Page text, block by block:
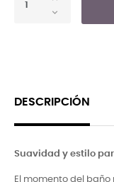
DESCRIPCIÓN
Suavidad y estilo
El momento del